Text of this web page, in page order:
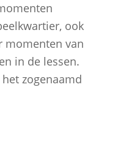
ook
momenten van
in de lessen.
zogenaamd